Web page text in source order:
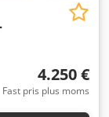
4.250 €
Fast pris plus moms